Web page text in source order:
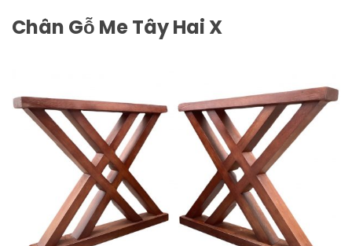
Chân Gỗ Me Tây Hai X